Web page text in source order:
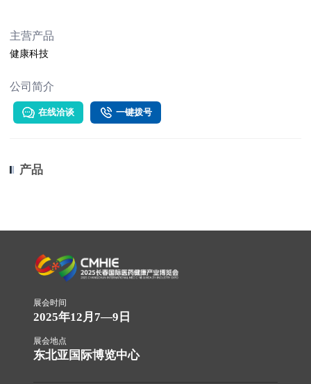
主营产品
健康科技
公司简介
在线洽谈 一键拨号
产品
展会时间
2025年12月7—9日
展会地点
东北亚国际博览中心